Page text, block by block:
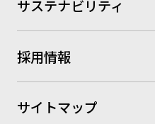
サステナビリティ
採用情報
サイトマップ